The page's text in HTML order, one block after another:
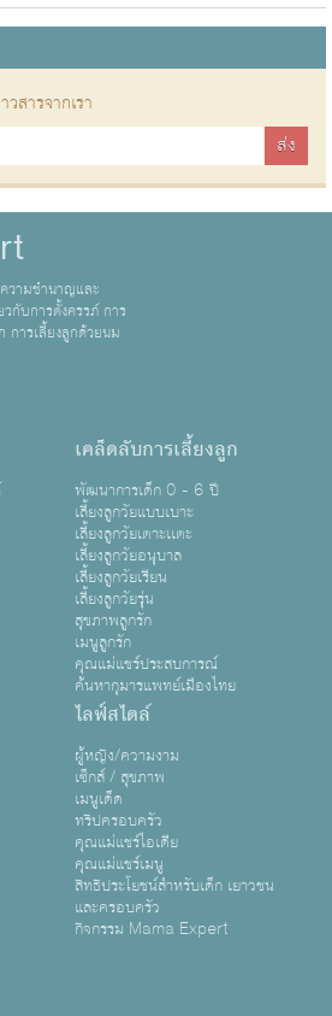
สารจากเรา
วามชำนาญและ
กับการตั้งครรภ์ การ
การเลี้ยงลูกด้วยนม
เคล็ดลับการเลี้ยงลูก
พัฒนาการเด็ก 0 - 6 ปี
เลี้ยงลูกวัยแบบเบาะ
เลี้ยงลูกวัยเตาะเเตะ
เลี้ยงลูกวัยอนุบาล
เลี้ยงลูกวัยเรียน
เลี้ยงลูกวัยรุ่น
สุขภาพลูกรัก
เมนูลูกรัก
คุณแม่แชร์ประสบการณ์
ค้นหากุมารแพทย์เมืองไทย
ไลฟ์สไตล์
ผู้หญิง/ความงาม
เซ็กส์ / สุขภาพ
เมนูเด็ด
ทริปครอบครัว
คุณแม่แชร์ไอเดีย
คุณแม่แชร์เมนู
สิทธิประโยชน์สำหรับเด็ก เยาวชน
และครอบครัว
กิจกรรม Mama Expert